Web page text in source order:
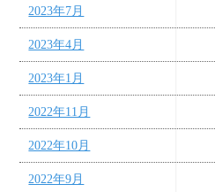
2023年7月
2023年4月
2023年1月
2022年11月
2022年10月
2022年9月